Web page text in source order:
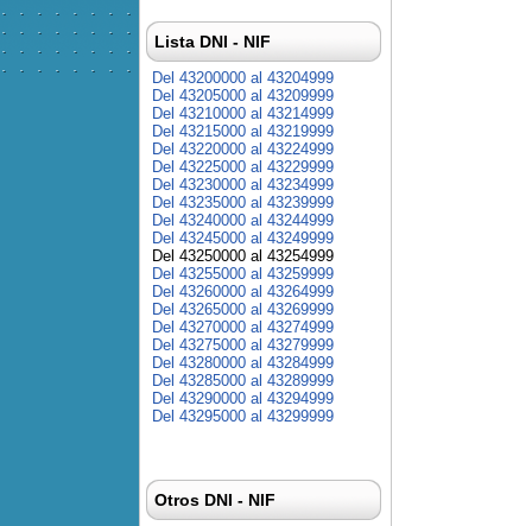
Lista DNI - NIF
Del 43200000 al 43204999
Del 43205000 al 43209999
Del 43210000 al 43214999
Del 43215000 al 43219999
Del 43220000 al 43224999
Del 43225000 al 43229999
Del 43230000 al 43234999
Del 43235000 al 43239999
Del 43240000 al 43244999
Del 43245000 al 43249999
Del 43250000 al 43254999
Del 43255000 al 43259999
Del 43260000 al 43264999
Del 43265000 al 43269999
Del 43270000 al 43274999
Del 43275000 al 43279999
Del 43280000 al 43284999
Del 43285000 al 43289999
Del 43290000 al 43294999
Del 43295000 al 43299999
Otros DNI - NIF